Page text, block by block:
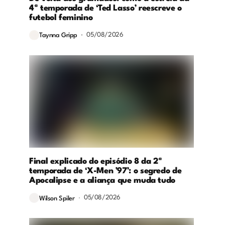
4ª temporada de ‘Ted Lasso’ reescreve o
futebol feminino
Taynna Gripp 05/08/2026
Final explicado do episódio 8 da 2ª
temporada de ‘X-Men ’97’: o segredo de
Apocalipse e a aliança que muda tudo
Wilson Spiler 05/08/2026